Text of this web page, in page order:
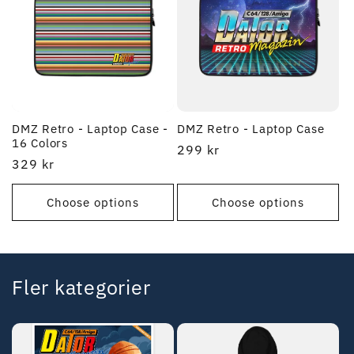
DMZ Retro - Laptop Case -
16 Colors
Regular
price
329 kr
Choose options
DMZ Retro - Laptop Case
Regular
299 kr
Choose options
Fler kategorier